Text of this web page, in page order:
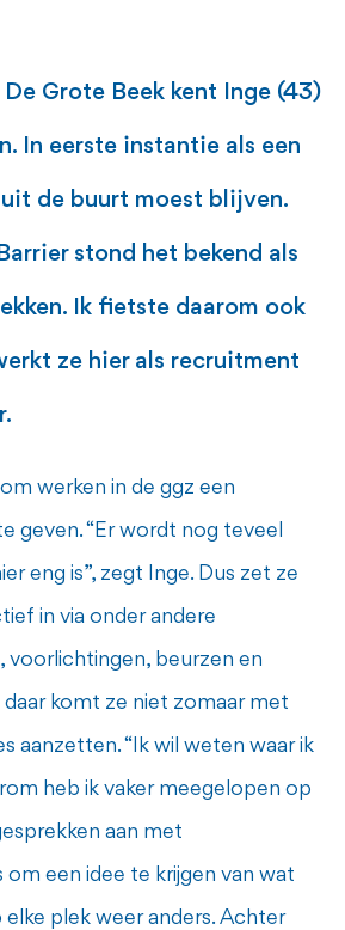
Grote Beek kent Inge (43)
In eerste instantie als een
de buurt moest blijven.
stond het bekend als
Ik fietste daarom ook
ze hier als recruitment
werken in de ggz een
geven. “Er wordt nog teveel
eng is”, zegt Inge. Dus zet ze
in via onder andere
voorlichtingen, beurzen en
komt ze niet zomaar met
aanzetten. “Ik wil weten waar ik
heb ik vaker meegelopen op
aan met
een idee te krijgen van wat
elke plek weer anders. Achter